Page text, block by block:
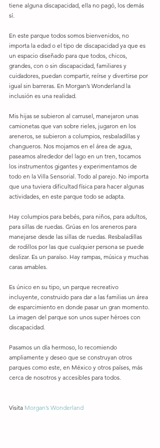
tiene alguna discapacidad, ella no pagó, los demás
sí.
En este parque todos somos bienvenidos, no
importa la edad o el tipo de discapacidad ya que es
un espacio diseñado para que todos, chicos,
grandes, con o sin discapacidad, familiares y
cuidadores, puedan compartir, reírse y divertirse por
igual sin barreras. En Morgan’s Wonderland la
inclusión es una realidad.
Mis hijas se subieron al carrusel, manejaron unas
camionetas que van sobre rieles, jugaron en los
areneros, se subieron a columpios, resbaladillas y
changueros. Nos mojamos en el área de agua,
paseamos alrededor del lago en un tren, tocamos
los instrumentos gigantes y experimentamos de
todo en la Villa Sensorial. Todo al parejo. No importa
que una tuviera dificultad física para hacer algunas
actividades, en este parque todo se adapta.
Hay columpios para bebés, para niños, para adultos,
para sillas de ruedas. Grúas en los areneros para
manejarse desde las sillas de ruedas. Resbaladillas
de rodillos por las que cualquier persona se puede
deslizar. Es un paraíso. Hay rampas, música y muchas
caras amables.
Es único en su tipo, un parque recreativo
incluyente, construido para dar a las familias un área
de esparcimiento en donde pasar un gran momento.
La imagen del parque son unos super héroes con
discapacidad.
Pasamos un día hermoso, lo recomiendo
ampliamente y deseo que se construyan otros
parques como este, en México y otros países, más
cerca de nosotros y accesibles para todos.
Visita Morgan’s Wonderland